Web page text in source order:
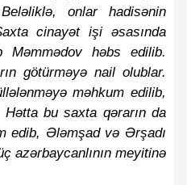
onlar hadisənin
cinayət işi əsasında
Məmmədov həbs edilib.
götürməyə nail olublar.
məhkum edilib,
bu saxta qərarın da
edib, Ələmşad və Ərşadı
azərbaycanlının meyitinə